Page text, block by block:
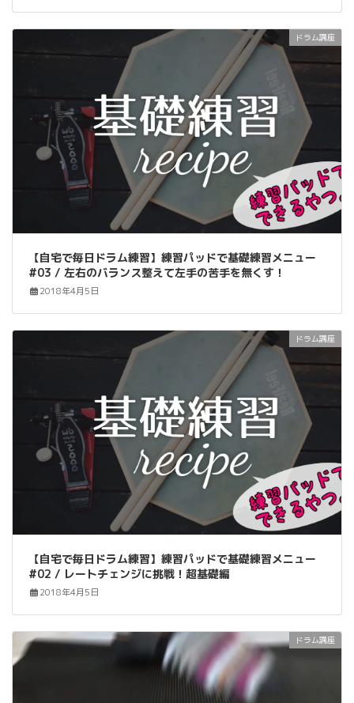
ドラム講座
【自宅で毎日ドラム練習】練習パッドで基礎練習メニュー
#03 / 左右のバランス整えて左手の苦手を無くす！
2018年4月5日
ドラム講座
【自宅で毎日ドラム練習】練習パッドで基礎練習メニュー
#02 / レートチェンジに挑戦！超基礎編
2018年4月5日
ドラム講座